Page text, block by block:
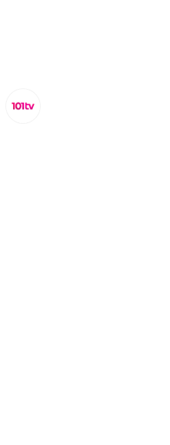
La Asociación de
distinguida por su
reconocimientos
Día Internacional de
propuesta de la